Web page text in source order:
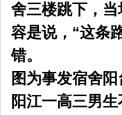
舍三楼跳下，
容是说，“这条
错。
图为事发宿舍
阳江一高三男